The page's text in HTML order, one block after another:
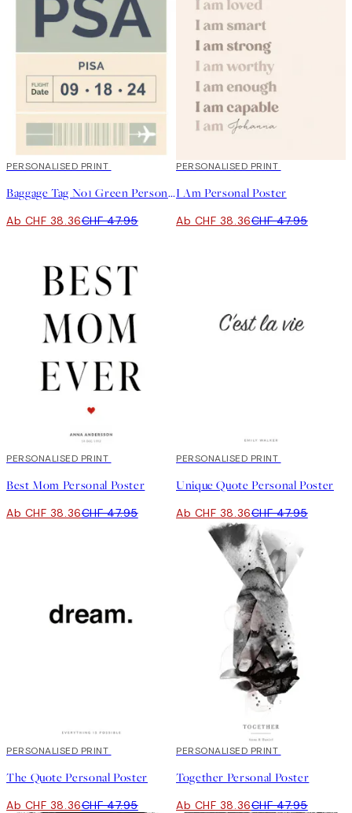
20%*
PERSONALISED PRINT
Baggage Tag No1 Green Personal Poster
Ab CHF 38.36CHF 47.95
20%*
PERSONALISED PRINT
I Am Personal Poster
Ab CHF 38.36CHF 47.95
20%*
PERSONALISED PRINT
Best Mom Personal Poster
Ab CHF 38.36CHF 47.95
20%*
PERSONALISED PRINT
Unique Quote Personal Poster
Ab CHF 38.36CHF 47.95
20%*
PERSONALISED PRINT
The Quote Personal Poster
Ab CHF 38.36CHF 47.95
20%*
PERSONALISED PRINT
Together Personal Poster
Ab CHF 38.36CHF 47.95